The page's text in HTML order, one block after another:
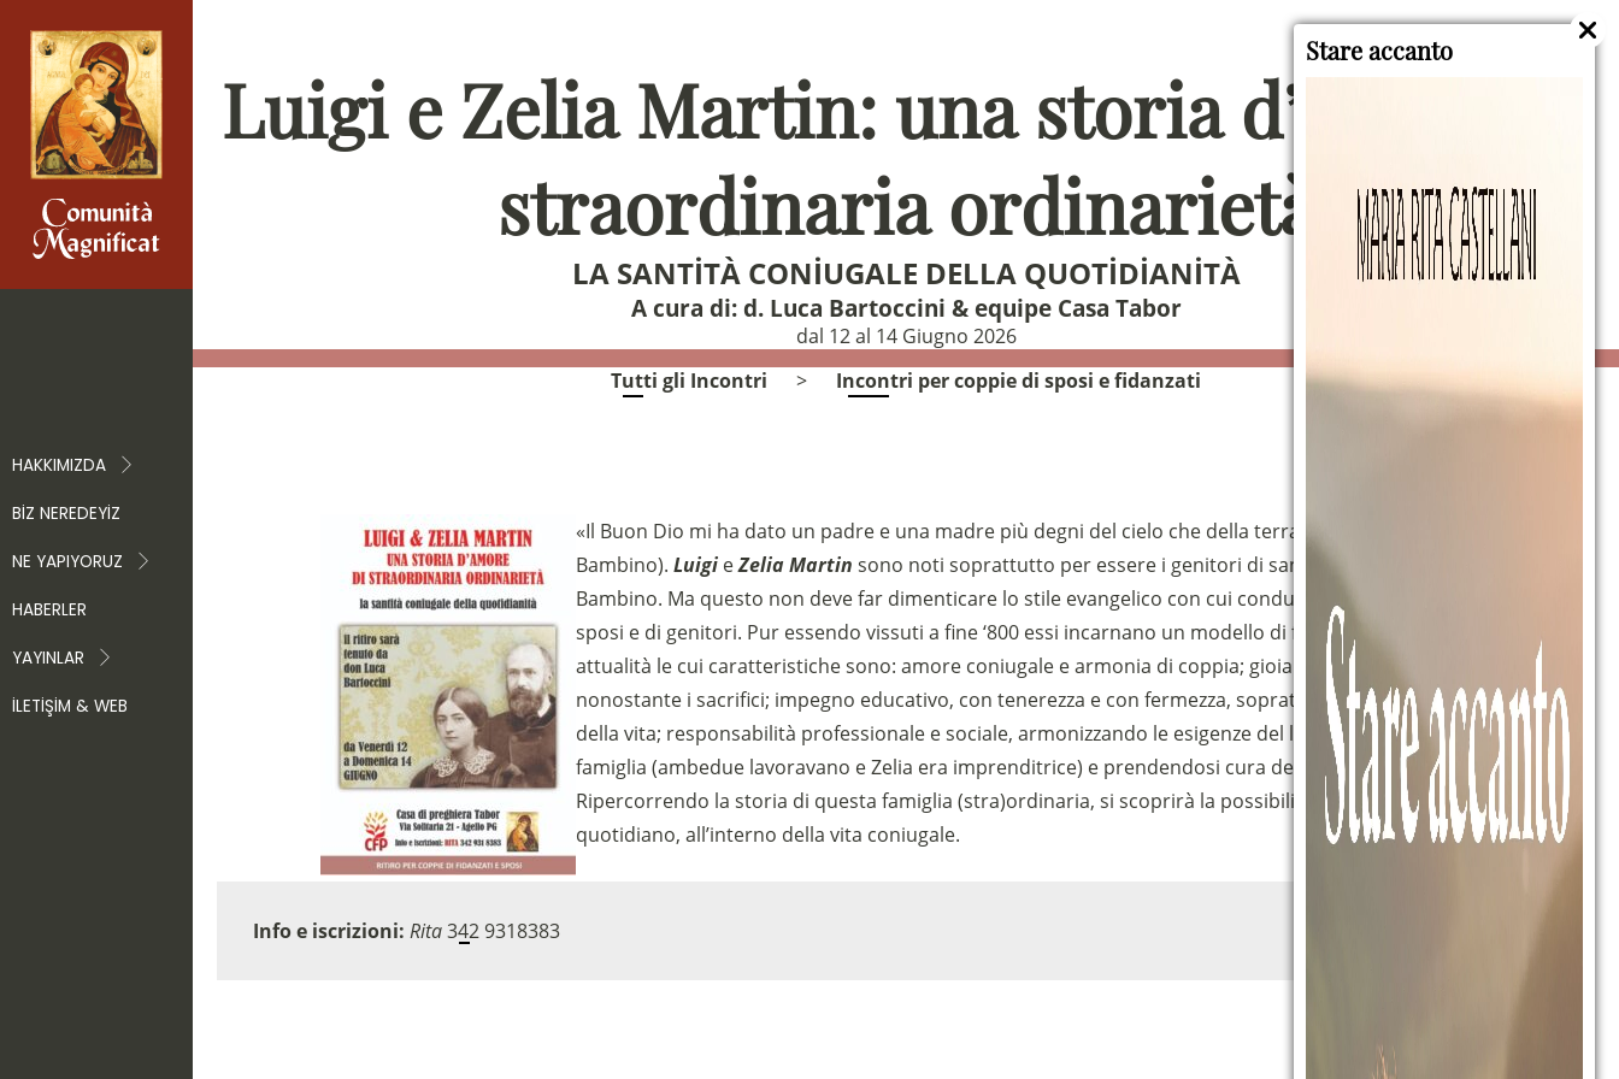
HAKKIMIZDA
BIZ NEREDEYIZ
NE YAPIYORUZ
HABERLER
YAYINLAR
İLETIŞIM & WEB
Luigi e Zelia Martin: una storia d’amore di
straordinaria ordinarietà
LA SANTITÀ CONIUGALE DELLA QUOTIDIANITÀ
A cura di:d. Luca Bartoccini & equipe Casa Tabor
dal 12 al 14 Giugno 2026
Tutti gli Incontri
> Incontri per coppie di sposi e fidanzati
«Il Buon Dio mi ha dato un padre e una madre più degni del cielo che della terra» (S. Teresa di Gesù
Bambino). LuigieZelia Martin sono noti soprattutto per essere i genitori di santa Teresa di Gesù
Bambino. Ma questo non deve far dimenticare lo stile evangelico con cui condussero la loro vita di
sposi e di genitori. Pur essendo vissuti a fine ‘800 essi incarnano un modello di famiglia di grande
attualità le cui caratteristiche sono: amore coniugale e armonia di coppia; gioia di essere genitori,
nonostante i sacrifici; impegno educativo, con tenerezza e con fermezza, soprattutto con l’esempio
della vita; responsabilità professionale e sociale, armonizzando le esigenze del lavoro e quelle della
famiglia (ambedue lavoravano e Zelia era imprenditrice) e prendendosi cura dei poveri.
Ripercorrendo la storia di questa famiglia (stra)ordinaria, si scoprirà la possibilità della santità del
quotidiano, all’interno della vita coniugale.
Info e iscrizioni: Rita342 9318383
Sostieni la Comunità Magnificat
Fai una donazione sul nostro conto bancario
IBAN:
IT49S0200803039000102071988
(clicca per copiare)
Stare accanto